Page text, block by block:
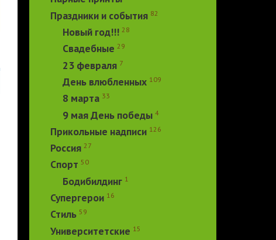
Праздники и события 82
Новый год!!! 28
Свадебные 29
23 февраля 7
День влюбленных 109
8 марта 33
9 мая День победы 4
Прикольные надписи 126
Россия 27
Спорт 50
Бодибилдинг 1
Супергерои 16
Стиль 59
Университетские 15